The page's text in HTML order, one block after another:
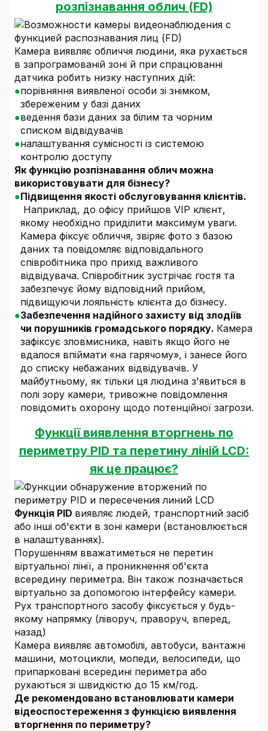
розпізнавання облич (FD)
Камера виявляє обличчя людини, яка рухається
в запрограмованій зоні й при спрацюванні
датчика робить низку наступних дій:
порівняння виявленої особи зі знімком,
збереженим у базі даних
ведення бази даних за білим та чорним
списком відвідувачів
налаштування сумісності із системою
контролю доступу
Як функцію розпізнавання облич можна
використовувати для бізнесу?
Підвищення якості обслуговування клієнтів.
Наприклад, до офісу прийшов VIP клієнт,
якому необхідно приділити максимум уваги.
Камера фіксує обличчя, звіряє фото з базою
даних та повідомляє відповідального
співробітника про прихід важливого
відвідувача. Співробітник зустрічає гостя та
забезпечує йому відповідний прийом,
підвищуючи лояльність клієнта до бізнесу.
Забезпечення надійного захисту від злодіїв
чи порушників громадського порядку. Камера
зафіксує зловмисника, навіть якщо його не
вдалося впіймати «на гарячому», і занесе його
до списку небажаних відвідувачів. У
майбутньому, як тільки ця людина з'явиться в
полі зору камери, тривожне повідомлення
повідомить охорону щодо потенційної загрози.
Функції виявлення вторгнень по
периметру PID та перетину ліній LCD:
як це працює?
Функція PID виявляє людей, транспортний засіб
або інші об'єкти в зоні камери (встановлюється
в налаштуваннях).
Порушенням вважатиметься не перетин
віртуальної лінії, а проникнення об'єкта
всередину периметра. Він також позначається
віртуально за допомогою інтерфейсу камери.
Рух транспортного засобу фіксується у будь-
якому напрямку (ліворуч, праворуч, вперед,
назад)
Камера виявляє автомобілі, автобуси, вантажні
машини, мотоцикли, мопеди, велосипеди, що
припарковані всередині периметра або
рухаються зі швидкістю до 15 км/год.
Де рекомендовано встановлювати камери
відеоспостереження з функцією виявлення
вторгнення по периметру?